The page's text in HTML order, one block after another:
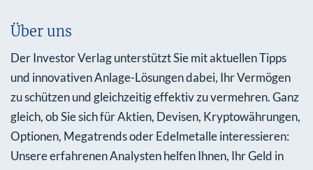
Über uns
Der Investor Verlag unterstützt Sie mit aktuellen Tipps
und innovativen Anlage-Lösungen dabei, Ihr Vermögen
zu schützen und gleichzeitig effektiv zu vermehren. Ganz
gleich, ob Sie sich für Aktien, Devisen, Kryptowährungen,
Optionen, Megatrends oder Edelmetalle interessieren:
Unsere erfahrenen Analysten helfen Ihnen, Ihr Geld in